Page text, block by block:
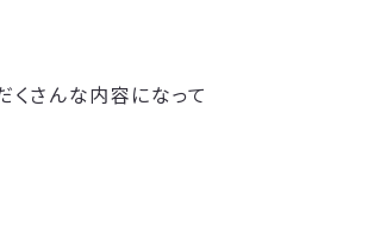
さんな内容になって